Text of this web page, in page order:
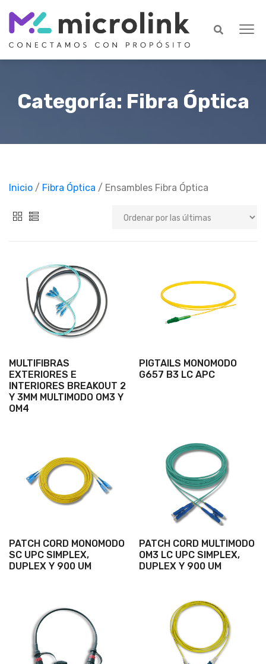
Categoría: Fibra Óptica
Inicio / Fibra Óptica / Ensambles Fibra Óptica
MULTIFIBRAS
EXTERIORES E
INTERIORES BREAKOUT 2
Y 3MM MULTIMODO OM3 Y
OM4
PIGTAILS MONOMODO
G657 B3 LC APC
PATCH CORD MONOMODO
SC UPC SIMPLEX,
DUPLEX Y 900 UM
PATCH CORD MULTIMODO
OM3 LC UPC SIMPLEX,
DUPLEX Y 900 UM